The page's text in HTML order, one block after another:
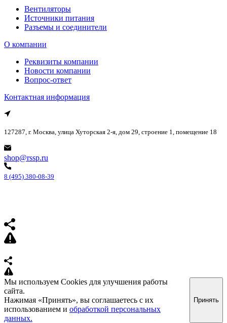
Вентиляторы
Источники питания
Разъемы и соединители
О компании
Реквизиты компании
Новости компании
Вопрос-ответ
Контактная информация
127287, г. Москва, улица Хуторская 2-я, дом 29, строение 1, помещение 18
shop@rssp.ru
8 (495) 380-08-39
Мы используем Cookies для улучшения работы
сайта.
Нажимая «Принять», вы соглашаетесь с их
использованием и обработкой персональных
данных.
Принять